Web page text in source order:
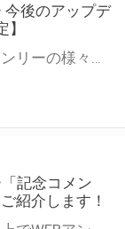
今後のアップデ
とらのあなでは、WEBオンリーの様々な支援を実施しています。 今回は2021年9月に実装を予定しているアップデート情報についてご紹介いたします。 とらのあなWEBオンリーサイトはこちら
記念コメン
紹介します！